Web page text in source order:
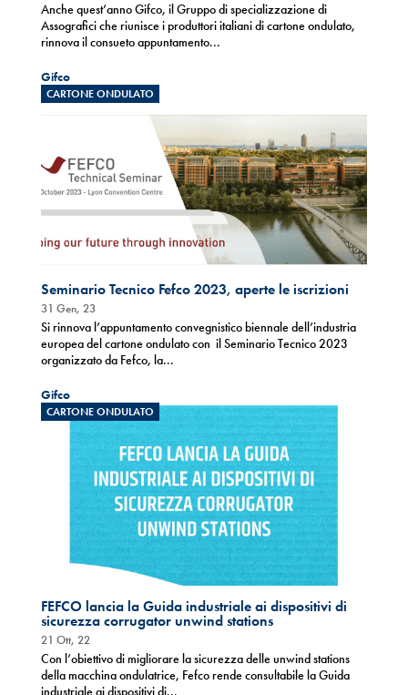
Anche quest’anno Gifco, il Gruppo di specializzazione di
Assografici che riunisce i produttori italiani di cartone ondulato,
rinnova il consueto appuntamento...
Gifco
CARTONE ONDULATO
Seminario Tecnico Fefco 2023, aperte le iscrizioni
31 Gen, 23
Si rinnova l’appuntamento convegnistico biennale dell’industria
europea del cartone ondulato con il Seminario Tecnico 2023
organizzato da Fefco, la...
Gifco
CARTONE ONDULATO
FEFCO lancia la Guida industriale ai dispositivi di
sicurezza corrugator unwind stations
21 Ott, 22
Con l’obiettivo di migliorare la sicurezza delle unwind stations
della macchina ondulatrice, Fefco rende consultabile la Guida
industriale ai dispositivi di...